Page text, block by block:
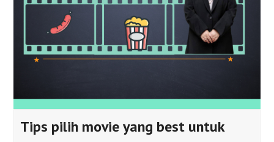
Tips pilih movie yang best untuk